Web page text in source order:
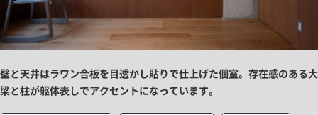
壁と天井はラワン合板を目透かし貼りで仕上げた個室。存在感のある大
梁と柱が躯体表しでアクセントになっています。